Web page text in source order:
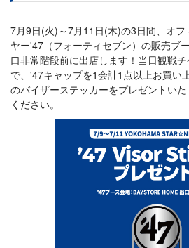
7月9日(火)～7月11日(木)の3日間、オフ
ヤー'47（フォーティセブン）の販売ブ
口非常階段前に出店します！当日観戦
で、'47キャップを1会計1点以上お買い
のバイザーステッカーをプレゼントい
ください。